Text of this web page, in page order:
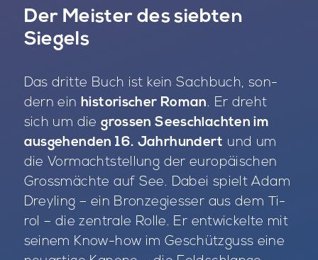
Der Meister des siebten
Siegels
Das drit­te Buch ist kein Sach­buch, son­
dern ein historischer Roman. Er dreht
sich um diegrossen Seeschlachten im
ausgehenden 16. Jahrhundert und um
die Vor­macht­stel­lung der eu­ro­päi­schen
Gross­mäch­te auf See. Da­bei spielt Adam
Drey­ling – ein Bron­ze­gies­ser aus dem Ti­
rol – die zen­tra­le Rol­le. Er ent­wi­ckel­te mit
sei­nem Know-how im Ge­schütz­guss eine